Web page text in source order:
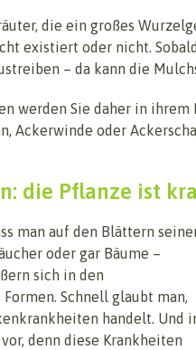
die ein großes
existiert oder nicht.
– da kann die
werden Sie daher in
Ackerwinde oder
die Pflanze ist
man auf den Blättern
oder gar Bäume –
sich in den
Schnell glaubt man,
handelt. Und
denn diese Krankheiten